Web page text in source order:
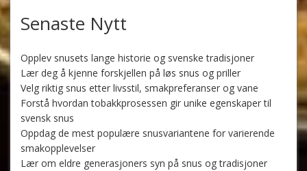
Senaste Nytt
Opplev snusets lange historie og svenske tradisjoner
Lær deg å kjenne forskjellen på løs snus og priller
Velg riktig snus etter livsstil, smakpreferanser og vane
Forstå hvordan tobakkprosessen gir unike egenskaper til
svensk snus
Oppdag de mest populære snusvariantene for varierende
smakopplevelser
Lær om eldre generasjoners syn på snus og tradisjoner